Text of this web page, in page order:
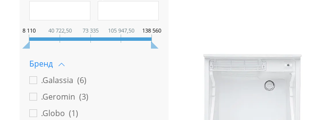
8 110 40 722,50 73 335 105 947,50 138 560
Бренд
.Galassia (6)
.Geromin (3)
.Globo (1)